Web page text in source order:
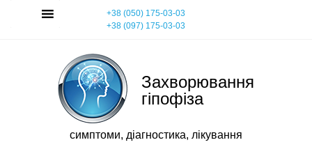
+38 (050) 175-03-03
+38 (097) 175-03-03
Захворювання
гіпофіза
симптоми, діагностика, лікування